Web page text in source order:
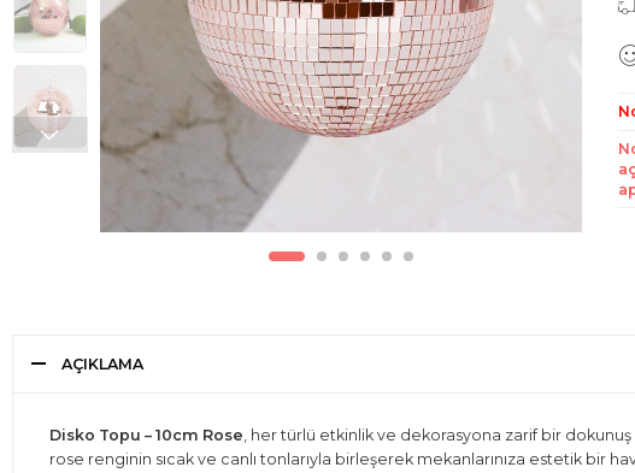
AÇIKLAMA
Disko Topu – 10cm Rose, her türlü etkinlik ve dekorasyona zarif bir
rose renginin sıcak ve canlı tonlarıyla birleşerek mekanlarınıza estetik bir